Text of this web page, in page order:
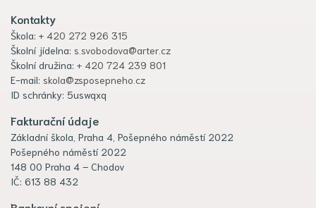
Kontakty
Škola: + 420 272 926 315
Školní jídelna: s.svobodova@arter.cz
Školní družina: + 420 724 239 801
E-mail: skola@zsposepneho.cz
ID schránky: 5uswqxq
Fakturační údaje
Základní škola, Praha 4, Pošepného náměstí 2022
Pošepného náměstí 2022
148 00 Praha 4 – Chodov
IČ: 613 88 432